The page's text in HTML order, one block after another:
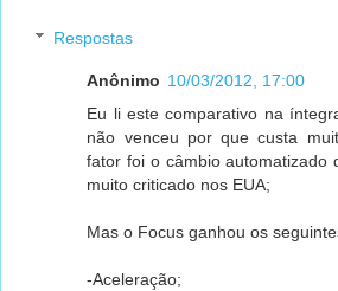
Respostas
Anônimo 10/03/2012, 17:00
Eu li este comparativo na
não venceu por que custa
fator foi o câmbio automatizado
muito criticado nos EUA;
Mas o Focus ganhou os
-Aceleração;